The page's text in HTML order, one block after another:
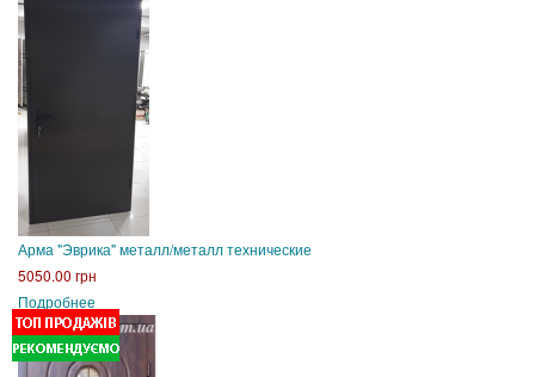
Арма "Эврика" металл/металл технические
5050.00 грн
Подробнее